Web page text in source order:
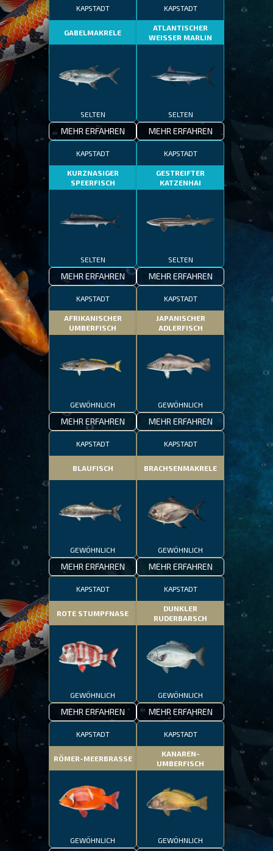
KAPSTADT
GABELMAKRELE
SELTEN
MEHR ERFAHREN
KAPSTADT
ATLANTISCHER
WEISSER MARLIN
SELTEN
MEHR ERFAHREN
KAPSTADT
KURZNASIGER
SPEERFISCH
SELTEN
MEHR ERFAHREN
KAPSTADT
GESTREIFTER
KATZENHAI
SELTEN
MEHR ERFAHREN
KAPSTADT
AFRIKANISCHER
UMBERFISCH
GEWÖHNLICH
MEHR ERFAHREN
KAPSTADT
JAPANISCHER
ADLERFISCH
GEWÖHNLICH
MEHR ERFAHREN
KAPSTADT
BLAUFISCH
GEWÖHNLICH
MEHR ERFAHREN
KAPSTADT
BRACHSENMAKRELE
GEWÖHNLICH
MEHR ERFAHREN
KAPSTADT
ROTE STUMPFNASE
GEWÖHNLICH
MEHR ERFAHREN
KAPSTADT
DUNKLER
RUDERBARSCH
GEWÖHNLICH
MEHR ERFAHREN
KAPSTADT
RÖMER-MEERBRASSE
GEWÖHNLICH
KAPSTADT
KANAREN-
UMBERFISCH
GEWÖHNLICH